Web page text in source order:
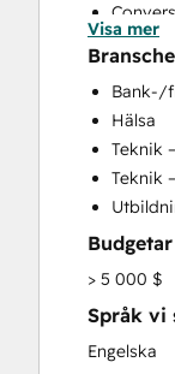
CRM
CRM
Custom
Email
Full
Help
Visa mer
Bank-/
Hälsa
Teknik
Teknik
> 5 000 $
Språk vi
Engelska